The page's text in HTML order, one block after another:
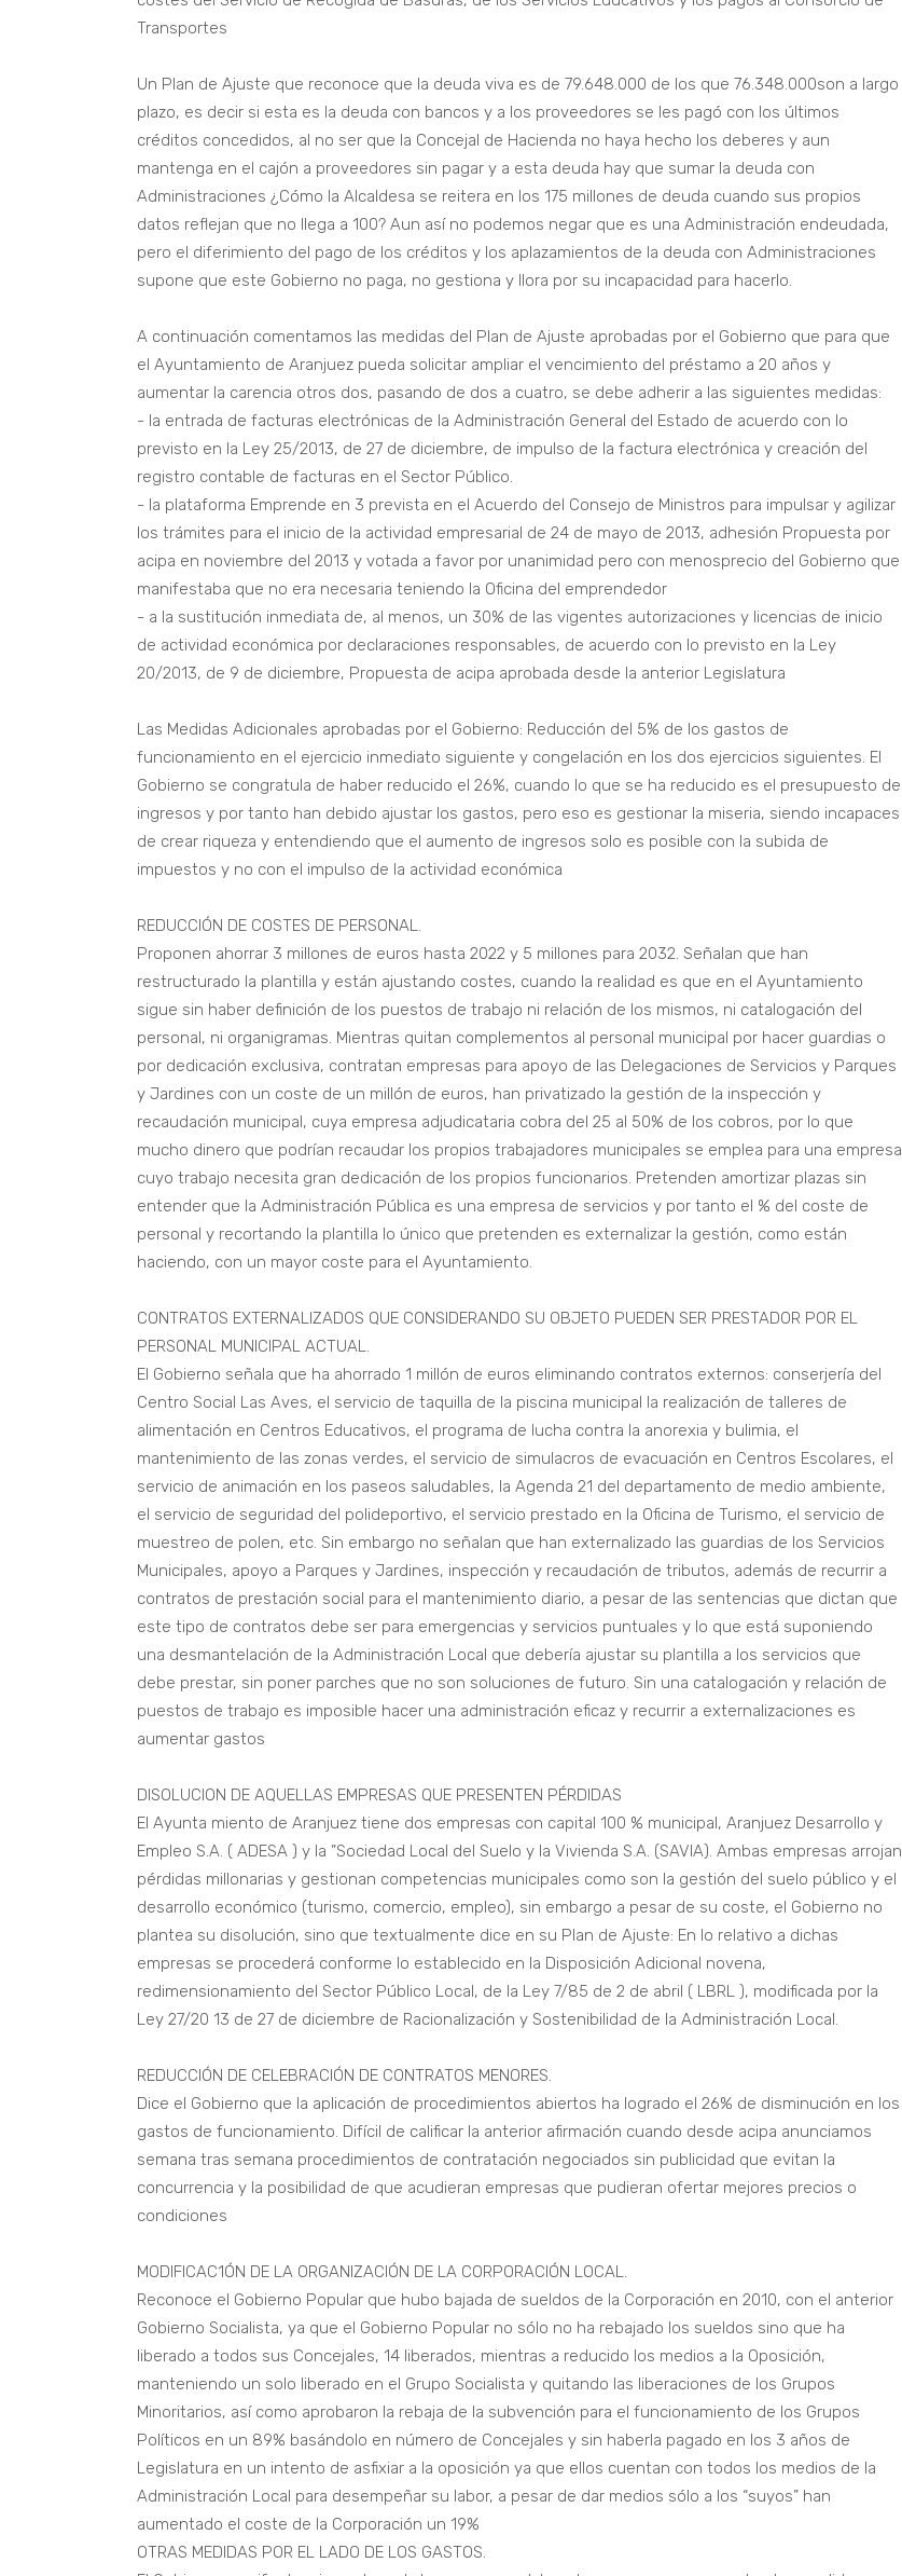
Transportes
Un Plan de Ajuste que reconoce que la deuda viva es de 79.648.000 de los que 76.348.000son a largo
plazo, es decir si esta es la deuda con bancos y a los proveedores se les pagó con los últimos
créditos concedidos, al no ser que la Concejal de Hacienda no haya hecho los deberes y aun
mantenga en el cajón a proveedores sin pagar y a esta deuda hay que sumar la deuda con
Administraciones ¿Cómo la Alcaldesa se reitera en los 175 millones de deuda cuando sus propios
datos reflejan que no llega a 100? Aun así no podemos negar que es una Administración endeudada,
pero el diferimiento del pago de los créditos y los aplazamientos de la deuda con Administraciones
supone que este Gobierno no paga, no gestiona y llora por su incapacidad para hacerlo.
A continuación comentamos las medidas del Plan de Ajuste aprobadas por el Gobierno que para que
el Ayuntamiento de Aranjuez pueda solicitar ampliar el vencimiento del préstamo a 20 años y
aumentar la carencia otros dos, pasando de dos a cuatro, se debe adherir a las siguientes medidas:
- la entrada de facturas electrónicas de la Administración General del Estado de acuerdo con lo
previsto en la Ley 25/2013, de 27 de diciembre, de impulso de la factura electrónica y creación del
registro contable de facturas en el Sector Público.
- la plataforma Emprende en 3 prevista en el Acuerdo del Consejo de Ministros para impulsar y agilizar
los trámites para el inicio de la actividad empresarial de 24 de mayo de 2013, adhesión Propuesta por
acipa en noviembre del 2013 y votada a favor por unanimidad pero con menosprecio del Gobierno que
manifestaba que no era necesaria teniendo la Oficina del emprendedor
- a la sustitución inmediata de, al menos, un 30% de las vigentes autorizaciones y licencias de inicio
de actividad económica por declaraciones responsables, de acuerdo con lo previsto en la Ley
20/2013, de 9 de diciembre, Propuesta de acipa aprobada desde la anterior Legislatura
Las Medidas Adicionales aprobadas por el Gobierno: Reducción del 5% de los gastos de
funcionamiento en el ejercicio inmediato siguiente y congelación en los dos ejercicios siguientes. El
Gobierno se congratula de haber reducido el 26%, cuando lo que se ha reducido es el presupuesto de
ingresos y por tanto han debido ajustar los gastos, pero eso es gestionar la miseria, siendo incapaces
de crear riqueza y entendiendo que el aumento de ingresos solo es posible con la subida de
impuestos y no con el impulso de la actividad económica
REDUCCIÓN DE COSTES DE PERSONAL.
Proponen ahorrar 3 millones de euros hasta 2022 y 5 millones para 2032. Señalan que han
restructurado la plantilla y están ajustando costes, cuando la realidad es que en el Ayuntamiento
sigue sin haber definición de los puestos de trabajo ni relación de los mismos, ni catalogación del
personal, ni organigramas. Mientras quitan complementos al personal municipal por hacer guardias o
por dedicación exclusiva, contratan empresas para apoyo de las Delegaciones de Servicios y Parques
y Jardines con un coste de un millón de euros, han privatizado la gestión de la inspección y
recaudación municipal, cuya empresa adjudicataria cobra del 25 al 50% de los cobros, por lo que
mucho dinero que podrían recaudar los propios trabajadores municipales se emplea para una empresa
cuyo trabajo necesita gran dedicación de los propios funcionarios. Pretenden amortizar plazas sin
entender que la Administración Pública es una empresa de servicios y por tanto el % del coste de
personal y recortando la plantilla lo único que pretenden es externalizar la gestión, como están
haciendo, con un mayor coste para el Ayuntamiento.
CONTRATOS EXTERNALIZADOS QUE CONSIDERANDO SU OBJETO PUEDEN SER PRESTADOR POR EL
PERSONAL MUNICIPAL ACTUAL.
El Gobierno señala que ha ahorrado 1 millón de euros eliminando contratos externos: conserjería del
Centro Social Las Aves, el servicio de taquilla de la piscina municipal la realización de talleres de
alimentación en Centros Educativos, el programa de lucha contra la anorexia y bulimia, el
mantenimiento de las zonas verdes, el servicio de simulacros de evacuación en Centros Escolares, el
servicio de animación en los paseos saludables, la Agenda 21 del departamento de medio ambiente,
el servicio de seguridad del polideportivo, el servicio prestado en la Oficina de Turismo, el servicio de
muestreo de polen, etc. Sin embargo no señalan que han externalizado las guardias de los Servicios
Municipales, apoyo a Parques y Jardines, inspección y recaudación de tributos, además de recurrir a
contratos de prestación social para el mantenimiento diario, a pesar de las sentencias que dictan que
este tipo de contratos debe ser para emergencias y servicios puntuales y lo que está suponiendo
una desmantelación de la Administración Local que debería ajustar su plantilla a los servicios que
debe prestar, sin poner parches que no son soluciones de futuro. Sin una catalogación y relación de
puestos de trabajo es imposible hacer una administración eficaz y recurrir a externalizaciones es
aumentar gastos
DISOLUCION DE AQUELLAS EMPRESAS QUE PRESENTEN PÉRDIDAS
El Ayunta miento de Aranjuez tiene dos empresas con capital 100 % municipal, Aranjuez Desarrollo y
Empleo S.A. ( ADESA ) y la ”Sociedad Local del Suelo y la Vivienda S.A. (SAVIA). Ambas empresas arrojan
pérdidas millonarias y gestionan competencias municipales como son la gestión del suelo público y el
desarrollo económico (turismo, comercio, empleo), sin embargo a pesar de su coste, el Gobierno no
plantea su disolución, sino que textualmente dice en su Plan de Ajuste: En lo relativo a dichas
empresas se procederá conforme lo establecido en la Disposición Adicional novena,
redimensionamiento del Sector Público Local, de la Ley 7/85 de 2 de abril ( LBRL ), modificada por la
Ley 27/20 13 de 27 de diciembre de Racionalización y Sostenibilidad de la Administración Local.
REDUCCIÓN DE CELEBRACIÓN DE CONTRATOS MENORES.
Dice el Gobierno que la aplicación de procedimientos abiertos ha logrado el 26% de disminución en los
gastos de funcionamiento. Difícil de calificar la anterior afirmación cuando desde acipa anunciamos
semana tras semana procedimientos de contratación negociados sin publicidad que evitan la
concurrencia y la posibilidad de que acudieran empresas que pudieran ofertar mejores precios o
condiciones
MODIFICAC1ÓN DE LA ORGANIZACIÓN DE LA CORPORACIÓN LOCAL.
Reconoce el Gobierno Popular que hubo bajada de sueldos de la Corporación en 2010, con el anterior
Gobierno Socialista, ya que el Gobierno Popular no sólo no ha rebajado los sueldos sino que ha
liberado a todos sus Concejales, 14 liberados, mientras a reducido los medios a la Oposición,
manteniendo un solo liberado en el Grupo Socialista y quitando las liberaciones de los Grupos
Minoritarios, así como aprobaron la rebaja de la subvención para el funcionamiento de los Grupos
Políticos en un 89% basándolo en número de Concejales y sin haberla pagado en los 3 años de
Legislatura en un intento de asfixiar a la oposición ya que ellos cuentan con todos los medios de la
Administración Local para desempeñar su labor, a pesar de dar medios sólo a los “suyos” han
aumentado el coste de la Corporación un 19%
OTRAS MEDIDAS POR EL LADO DE LOS GASTOS.